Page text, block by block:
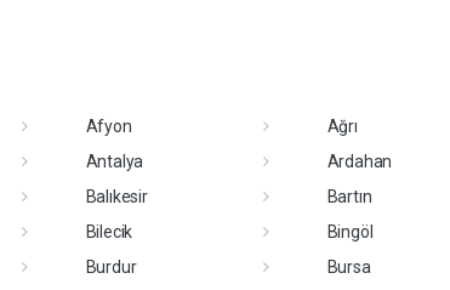
Afyon
Ağrı
Antalya
Ardahan
Balıkesir
Bartın
Bilecik
Bingöl
Burdur
Bursa